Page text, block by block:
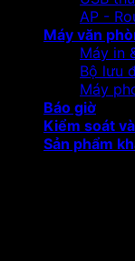
AP -
Máy văn
Máy in
Bộ lưu
Máy
Báo giờ
Kiểm soát
Sản phẩm